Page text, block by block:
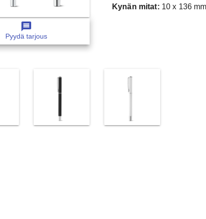
message
Pyydä tarjous
Kynän mitat: 10 x 136 mm